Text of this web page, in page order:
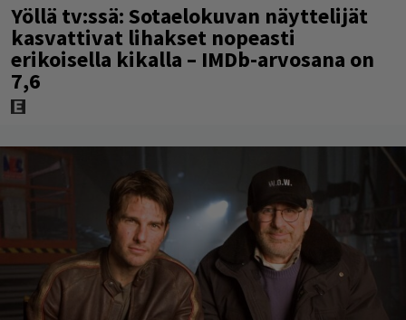
Yöllä tv:ssä: Sotaelokuvan näyttelijät
kasvattivat lihakset nopeasti
erikoisella kikalla – IMDb-arvosana on
7,6